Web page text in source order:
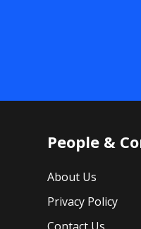
People &
About Us
Privacy Policy